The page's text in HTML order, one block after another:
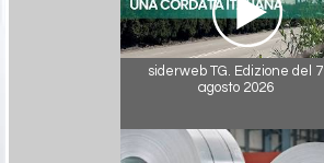
siderweb TG. Edizione del 7
agosto 2026